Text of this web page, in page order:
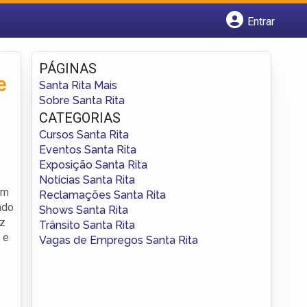
Entrar
Fazer login
Criar conta
e
PÁGINAS
Santa Rita Mais
Sobre Santa Rita
CATEGORIAS
Cursos Santa Rita
Eventos Santa Rita
Exposição Santa Rita
Notícias Santa Rita
Reclamações Santa Rita
Shows Santa Rita
Trânsito Santa Rita
Vagas de Empregos Santa Rita